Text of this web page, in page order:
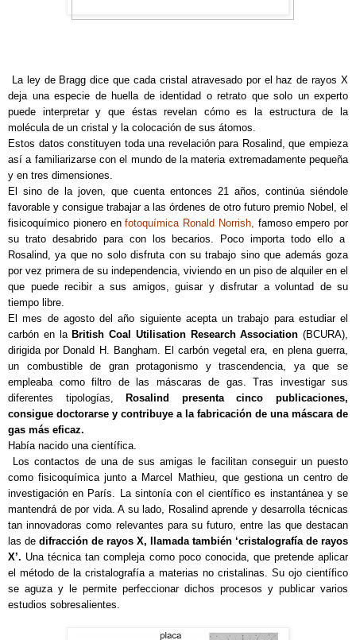
La ley de Bragg dice que cada cristal atravesado por el haz de rayos X
deja una especie de huella de identidad o retrato que solo un experto
puede interpretar y que éstas revelan cómo es la estructura de la
molécula de un cristal y la colocación de sus átomos.
Estos datos constituyen toda una revelación para Rosalind, que empieza
así a familiarizarse con el mundo de la materia extremadamente pequeña
y en tres dimensiones.
El sino de la joven, que cuenta entonces 21 años, continúa siéndole
favorable y consigue trabajar a las órdenes de otro futuro premio Nobel, el
fisicoquímico pionero enfotoquímica Ronald Norrish, famoso empero por
su trato desabrido para con los becarios. Poco importa todo ello a
Rosalind, ya que no solo disfruta con su trabajo sino que además goza
por vez primera de su independencia, viviendo en un piso de alquiler en el
que puede recibir a sus amigos, guisar y disfrutar a voluntad de su
tiempo libre.
El mes de agosto del año siguiente acepta un trabajo para estudiar el
carbón en la British Coal Utilisation Research Association (BCURA),
dirigida por Donald H. Bangham. El carbón vegetal era, en plena guerra,
un combustible de gran protagonismo y trascendencia, ya que se
empleaba como filtro de las máscaras de gas. Tras investigar sus
diferentes tipologías,
Rosalind presenta cinco publicaciones,
consigue doctorarse y contribuye a la fabricación de una máscara de
gas más eficaz.
Había nacido una científica.
Los contactos de una de sus amigas le facilitan conseguir un puesto
como fisicoquímica junto a Marcel Mathieu, que gestiona un centro de
investigación en París. La sintonía con el científico es instantánea y se
mantendrá de por vida. A su lado, Rosalind aprende y desarrolla técnicas
tan innovadoras como relevantes para su futuro, entre las que destacan
las de difracción de rayos X, llamada también ‘cristalografía de rayos
X’. Una técnica tan compleja como poco conocida, que pretende aplicar
el método de la cristalografía a materias no cristalinas. Su ojo científico
se aguza y le permite perfeccionar dichos procesos y publicar varios
estudios sobresalientes.